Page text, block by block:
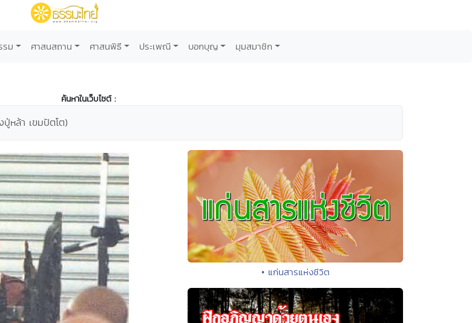
รม ศาสนสถาน ศาสนพิธี ประเพณี บอกบุญ มุมสมาชิก
ค้นหาในเว็บไซต์ :
หล้า เขมปัตโต)
• แก่นสารแห่งชีวิต